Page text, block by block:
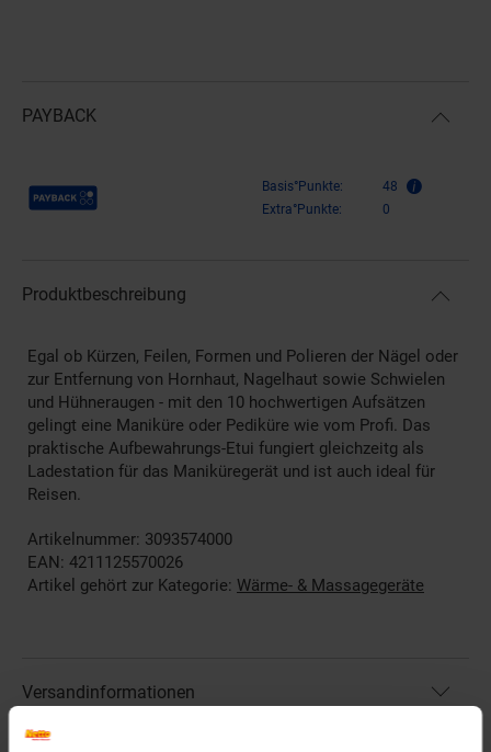
PAYBACK
Payback Punkte Basis°Punkte:
48
Extra°Punkte:
0
Produktbeschreibung
Egal ob Kürzen, Feilen, Formen und Polieren der Nägel oder
zur Entfernung von Hornhaut, Nagelhaut sowie Schwielen
und Hühneraugen - mit den 10 hochwertigen Aufsätzen
gelingt eine Maniküre oder Pediküre wie vom Profi. Das
praktische Aufbewahrungs-Etui fungiert gleichzeitg als
Ladestation für das Maniküregerät und ist auch ideal für
Reisen.
Artikelnummer: 3093574000
EAN: 4211125570026
Artikel gehört zur Kategorie: Wärme- & Massagegeräte
Versandinformationen